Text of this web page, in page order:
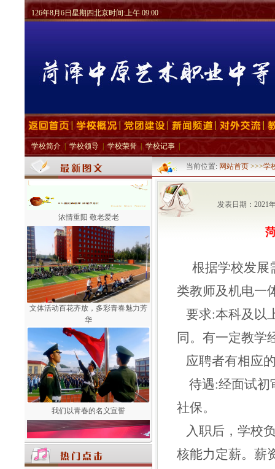
126年8月6日星期四北京时间:上午 09:00
学校简介 学校领导 学校荣誉 学校记事
回眸耕耘路·逐梦在中原
浓情重阳 敬老爱老
文体活动百花齐放，多彩青春魅力芳
华
我们以青春的名义宣誓
当前位置: 网站首页 >>>学
发表日期：2021
根据学校发展
类教师及机电一
要求:本科及以
同。有一定教学
应聘者有相应
待遇:经面试初
社保。
入职后，学校
核能力定薪。薪